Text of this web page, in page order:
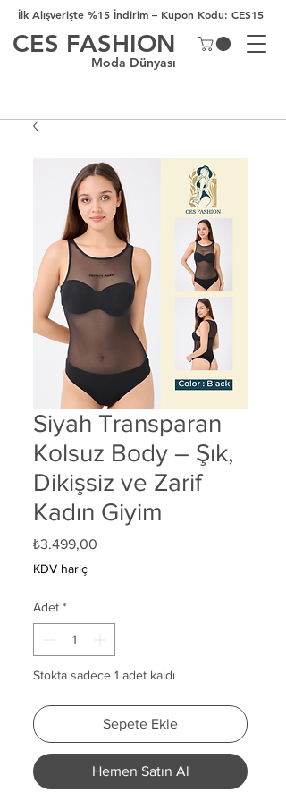
İlk Alışverişte %15 İndirim – Kupon Kodu: CES15
CES FASHION
Moda Dünyası
Siyah Transparan
Kolsuz Body – Şık,
Dikişsiz ve Zarif
Kadın Giyim
₺3.499,00
KDV hariç
Adet *
Stokta sadece 1 adet kaldı
Sepete Ekle
Hemen Satın Al